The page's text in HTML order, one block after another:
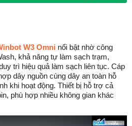
W3 Omni nổi bật nhờ công
khả năng tự làm sạch trạm,
trì hiệu quả làm sạch liên tục. Cáp
dây nguồn cùng dây an toàn hỗ
khi hoạt động. Thiết bị hỗ trợ cả
phù hợp nhiều không gian khác